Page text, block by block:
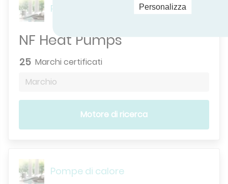
Pompe di calore
NF Heat Pumps
25 Marchi certificati
Marchio
Motore di ricerca
Pompe di calore
Personalizza